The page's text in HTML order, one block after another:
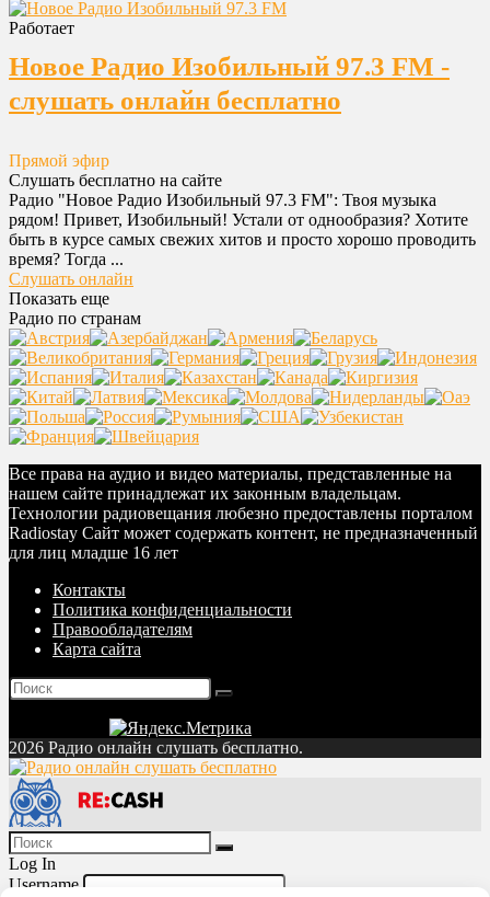
Работает
Новое Радио Изобильный 97.3 FM -
слушать онлайн бесплатно
Прямой эфир
Слушать бесплатно на сайте
Радио "Новое Радио Изобильный 97.3 FM": Твоя музыка
рядом! Привет, Изобильный! Устали от однообразия? Хотите
быть в курсе самых свежих хитов и просто хорошо проводить
время? Тогда ...
Слушать онлайн
Показать еще
Радио по странам
Все права на аудио и видео материалы, представленные на
нашем сайте принадлежат их законным владельцам.
Технологии радиовещания любезно предоставлены порталом
Radiostay Сайт может содержать контент, не предназначенный
для лиц младше 16 лет
Контакты
Политика конфиденциальности
Правообладателям
Карта сайта
2026 Радио онлайн слушать бесплатно.
Log In
Username